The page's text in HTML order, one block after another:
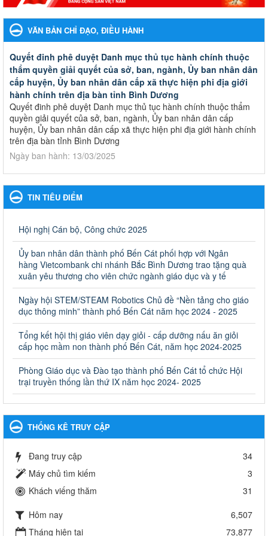
VĂN BẢN CHỈ ĐẠO, ĐIỀU HÀNH
Quyết đinh phê duyệt Danh mục thủ tục hành chính thuộc
thẩm quyền giải quyết của sở, ban, ngành, Ủy ban nhân dân
cấp huyện, Ủy ban nhân dân cấp xã thực hiện phi địa giới
hành chính trên địa bàn tỉnh Bình Dương
Quyết đinh phê duyệt Danh mục thủ tục hành chính thuộc thẩm
quyền giải quyết của sở, ban, ngành, Ủy ban nhân dân cấp
huyện, Ủy ban nhân dân cấp xã thực hiện phi địa giới hành chính
trên địa bàn tỉnh Bình Dương
Ngày ban hành: 13/03/2025
Kế hoạch Phổ biến, giáo dục pháp luật năm 2025 của ngành
Giáo dục và Đào tạo thành phố Bến Cát
Kế hoạch Phổ biến, giáo dục pháp luật năm 2025 của ngành
Ngày ban hành: 28/02/2025
Quyết định công bố thủ tục hành chính bị bãi bỏ trong lĩnh
vực giáo dục đào tạo thuộc hệ giáo dục quốc dân và cơ sở
giáo dục khác thuộc thẩm quyền giải quyết của Sở Giáo dục
và Đào tạo, Ủy ban nhân dân cấp huyện
Quyết định công bố thủ tục hành chính bị bãi bỏ trong lĩnh vực
giáo dục đào tạo thuộc hệ giáo dục quốc dân và cơ sở giáo dục
khác thuộc thẩm quyền giải quyết của Sở Giáo dục và Đào tạo,
Ủy ban nhân dân cấp huyện
Ngày ban hành: 30/09/2024
Hướng dẫn thực hiện nhiệm vụ giáo dục tiểu học năm học
2024-2025
Hướng dẫn thực hiện nhiệm vụ giáo dục tiểu học năm học 2024-
2025
Ngày ban hành: 26/09/2024
Tổ chức các hoạt động hè cho học sinh năm 2024
Ngày ban hành: 24/05/2024
Tổ chức phong trào trồng cây xanh trong ngành Giáo dục
Tổ chức phong trào trồng cây xanh trong ngành Giáo dục và Đào
tạo năm 2024
TIN TIÊU ĐIỂM
Hội nghị Cán bộ, Công chức 2025
Ủy ban nhân dân thành phố Bến Cát phối hợp với Ngân
hàng Vietcombank chi nhánh Bắc Bình Dương trao tặng quà
xuân yêu thương cho viên chức ngành giáo dục và y tế
Ngày hội STEM/STEAM Robotics Chủ đề “Nền tảng cho giáo
dục thông minh” thành phố Bến Cát năm học 2024 - 2025
Tổng kết hội thị giáo viên dạy giỏi - cấp dưỡng nấu ăn giỏi
cấp học mầm non thành phố Bến Cát, năm học 2024-2025
Phòng Giáo dục và Đào tạo thành phố Bến Cát tổ chức Hội
trại truyền thống lần thứ IX năm học 2024- 2025
THỐNG KÊ TRUY CẬP
Đang truy cập
34
Máy chủ tìm kiếm
3
Khách viếng thăm
31
Hôm nay
6,507
Tháng hiện tại
73,877